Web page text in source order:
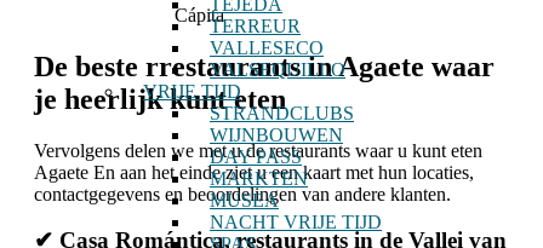
TEJEDA
TERREUR
VALLESECO
VALSEQUILLO
VRIJE TIJD
STRANDCLUBS
WIJNBOUWEN
DAY PASS
MARKTEN
MUSEA
NACHT VRIJE TIJD
SPAS
Cápita
De beste rrestaurants in Agaete waar
je heerlijk kunt eten
Vervolgens delen we met u de restaurants waar u kunt eten
Agaete En aan het einde ziet u een kaart met hun locaties,
contactgegevens en beoordelingen van andere klanten.
✔ Casa Romántica, restaurants in de Vallei van